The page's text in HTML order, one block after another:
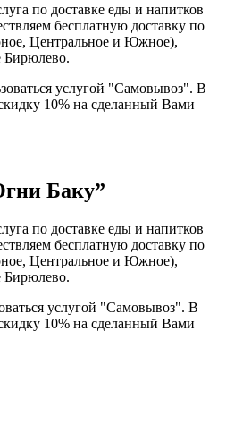
по доставке еды и напитков
бесплатную доставку по
Центральное и Южное),
Бирюлево.
услугой "Самовывоз". В
10% на сделанный Вами
Баку”
по доставке еды и напитков
бесплатную доставку по
Центральное и Южное),
Бирюлево.
услугой "Самовывоз". В
10% на сделанный Вами